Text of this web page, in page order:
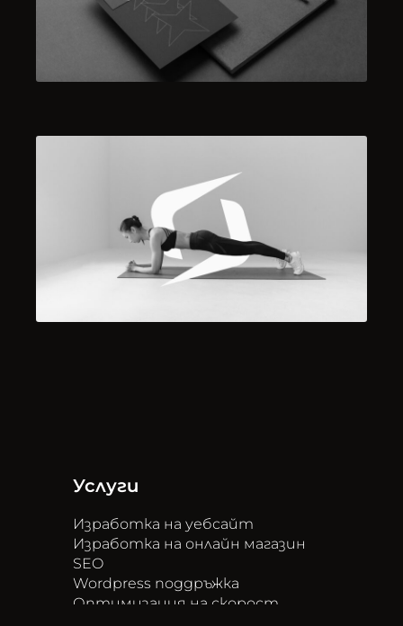
Услуги
Изработка на уебсайт
Изработка на онлайн магазин
SEO
Wordpress поддръжка
Оптимизация на скорост